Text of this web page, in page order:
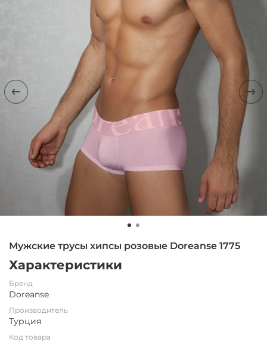
Мужские трусы хипсы розовые Doreanse 1775
Характеристики
Бренд
Doreanse
Производитель
Турция
Код товара